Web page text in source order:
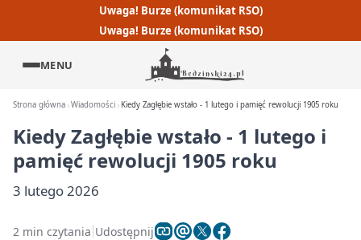
Uwaga! Burze (komunikat RSO)
Uwaga! Burze (komunikat RSO)
MENU
Strona główna Wiadomości Kiedy Zagłębie wstało - 1 lutego i pamięć rewolucji 1905 roku
Kiedy Zagłębie wstało - 1 lutego i
pamięć rewolucji 1905 roku
3 lutego 2026
2 min czytania Udostępnij